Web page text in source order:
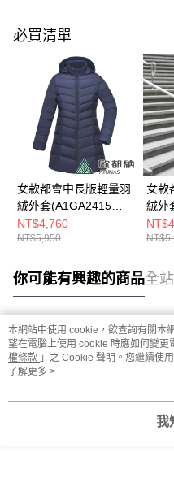
必買清單
女款都會中長版輕量羽
絨外套(A1GA2415W
深藍/輕羽絨/保暖/抗潑
水)
NT$4,760
NT$5,950
女款
絨外
摩卡
潑水)
你可能有興趣的商品全
熱門標籤
本網站中使用 cookie，欲查詢有關本
望在電腦上使用 cookie 時應如何變更
權條款 」之 Cookie 聲明。您繼續使
用條款之 Cookie 聲明使用 cookie。
了解更多 >
我